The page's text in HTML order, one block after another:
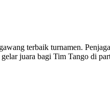
terbaik turnamen.
gelar juara bagi Tim Tango di